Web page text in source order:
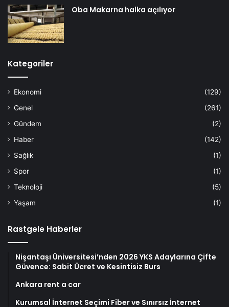
Oba Makarna halka açılıyor
Kategoriler
Ekonomi
(129)
Genel
(261)
Gündem
(2)
Haber
(142)
Sağlık
(1)
Spor
(1)
Teknoloji
(5)
Yaşam
(1)
Rastgele Haberler
Nişantaşı Üniversitesi’nden 2026 YKS Adaylarına Çifte
Güvence: Sabit Ücret ve Kesintisiz Burs
Ankara rent a car
Kurumsal İnternet Seçimi Fiber ve Sınırsız İnternet